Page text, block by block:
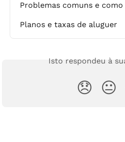
Problemas comuns e
Planos e taxas de aluguer
Isto respondeu à
😞 😐